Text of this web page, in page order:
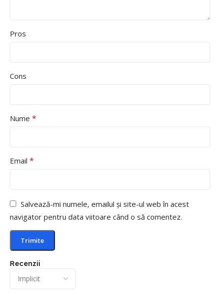
Recenzii
Pros
Cons
Nume *
Email *
Salvează-mi numele, emailul și site-ul web în acest
navigator pentru data viitoare când o să comentez.